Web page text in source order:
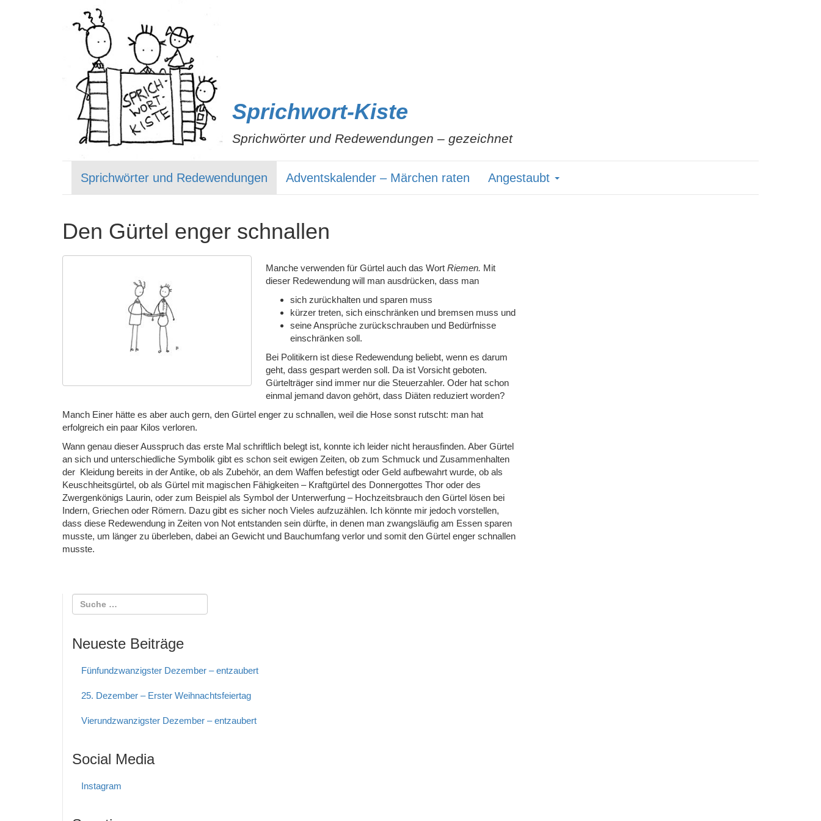
Sprichwort-Kiste
Sprichwörter und Redewendungen – gezeichnet
Sprichwörter und Redewendungen Adventskalender – Märchen raten Angestaubt
Den Gürtel enger schnallen
Manche verwenden für Gürtel auch das Wort Riemen. Mit
dieser Redewendung will man ausdrücken, dass man
sich zurückhalten und sparen muss
kürzer treten, sich einschränken und bremsen muss und
seine Ansprüche zurückschrauben und Bedürfnisse
einschränken soll.
Bei Politikern ist diese Redewendung beliebt, wenn es darum
geht, dass gespart werden soll. Da ist Vorsicht geboten.
Gürtelträger sind immer nur die Steuerzahler. Oder hat schon
einmal jemand davon gehört, dass Diäten reduziert worden?
Manch Einer hätte es aber auch gern, den Gürtel enger zu schnallen, weil die Hose sonst rutscht: man hat
erfolgreich ein paar Kilos verloren.
Wann genau dieser Ausspruch das erste Mal schriftlich belegt ist, konnte ich leider nicht herausfinden. Aber Gürtel
an sich und unterschiedliche Symbolik gibt es schon seit ewigen Zeiten, ob zum Schmuck und Zusammenhalten
der Kleidung bereits in der Antike, ob als Zubehör, an dem Waffen befestigt oder Geld aufbewahrt wurde, ob als
Keuschheitsgürtel, ob als Gürtel mit magischen Fähigkeiten – Kraftgürtel des Donnergottes Thor oder des
Zwergenkönigs Laurin, oder zum Beispiel als Symbol der Unterwerfung – Hochzeitsbrauch den Gürtel lösen bei
Indern, Griechen oder Römern. Dazu gibt es sicher noch Vieles aufzuzählen. Ich könnte mir jedoch vorstellen,
dass diese Redewendung in Zeiten von Not entstanden sein dürfte, in denen man zwangsläufig am Essen sparen
musste, um länger zu überleben, dabei an Gewicht und Bauchumfang verlor und somit den Gürtel enger schnallen
musste.
Neueste Beiträge
Fünfundzwanzigster Dezember – entzaubert
25. Dezember – Erster Weihnachtsfeiertag
Vierundzwanzigster Dezember – entzaubert
Social Media
Instagram